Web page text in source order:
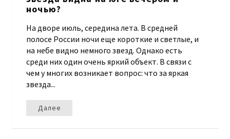
ночью?
На дворе июль, середина лета. В средней
полосе России ночи еще короткие и светлые, и
на небе видно немного звезд. Однако есть
среди них один очень яркий объект. В связи с
чем у многих возникает вопрос: что за яркая
звезда...
Далее